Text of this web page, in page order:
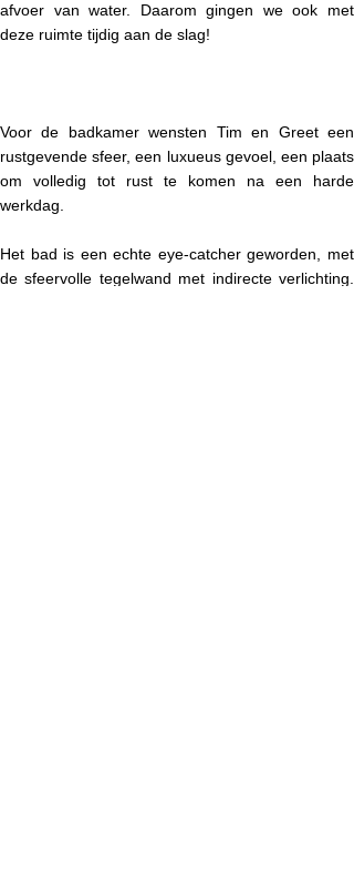
afvoer van water. Daarom gingen we ook met
deze ruimte tijdig aan de slag!
Voor de badkamer wensten Tim en Greet een
rustgevende sfeer, een luxueus gevoel, een plaats
om volledig tot rust te komen na een harde
werkdag.
Het bad is een echte eye-catcher geworden, met
de sfeervolle tegelwand met indirecte verlichting.